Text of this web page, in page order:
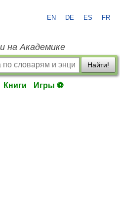
EN DE ES FR
на Академике
Найти!
Книги Игры ⚽